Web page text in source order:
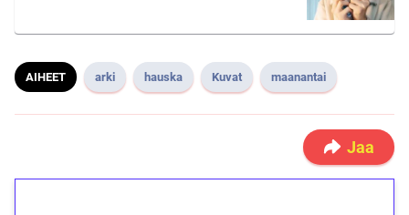
AIHEET arki hauska Kuvat maanantai
Jaa